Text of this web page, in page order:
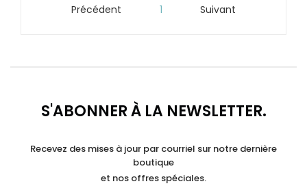
Précédent 1 Suivant
S'ABONNER À LA NEWSLETTER.
Recevez des mises à jour par courriel sur notre dernière
boutique
et nos offres spéciales.